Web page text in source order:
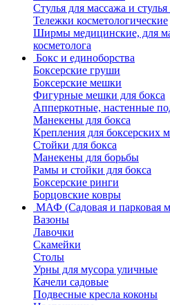
Стулья для массажа и стулья
Тележки косметологические
Ширмы медицинские, для
косметолога
Бокс и единоборства
Боксерские груши
Боксерские мешки
Фигурные мешки для бокса
Апперкотные, настенные
Манекены для бокса
Крепления для боксерских
Стойки для бокса
Манекены для борьбы
Рамы и стойки для бокса
Боксерские ринги
Борцовские ковры
МАФ (Садовая и парковая
Вазоны
Лавочки
Скамейки
Столы
Урны для мусора уличные
Качели садовые
Подвесные кресла коконы